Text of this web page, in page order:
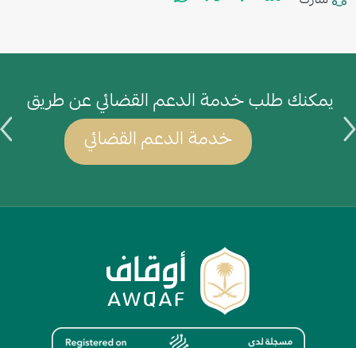
يمكنك طلب خدمة الدعم القضائي عن طريق
خدمة الدعم القضائي